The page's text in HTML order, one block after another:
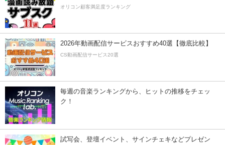
オリコン顧客満足度ランキング
2026年動画配信サービスおすすめ40選【徹底比較】
CS動画配信サービス20選
毎週の音楽ランキングから、ヒットの推移をチェッ
ク！
試写会、登壇イベント、サインチェキなどプレゼン